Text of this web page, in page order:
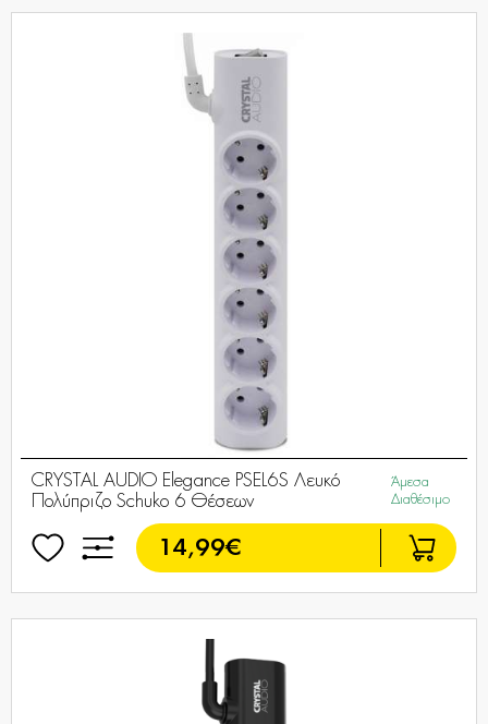
CRYSTAL AUDIO Elegance PSEL6S Λευκό
Πολύπριζο Schuko 6 Θέσεων
Άμεσα
Διαθέσιμο
14,99€